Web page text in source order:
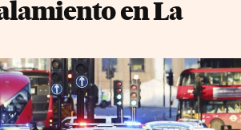
en La